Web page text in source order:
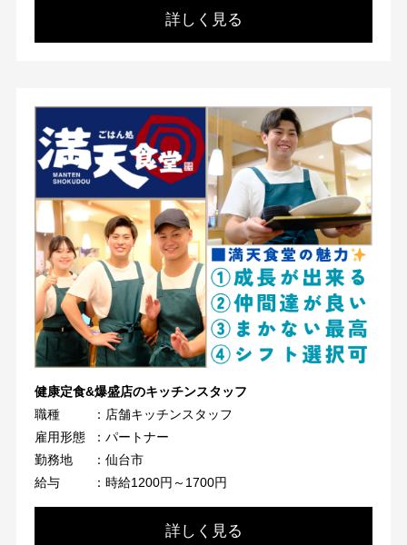
詳しく見る
健康定食&爆盛店のキッチンスタッフ
職種
：店舗キッチンスタッフ
雇用形態
：パートナー
勤務地
：仙台市
給与
：時給1200円～1700円
詳しく見る